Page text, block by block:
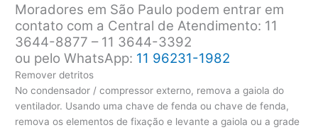
Moradores em São Paulo podem entrar em
contato com a Central de Atendimento: 11
3644-8877 – 11 3644-3392
ou pelo WhatsApp: 11 96231-1982
Remover detritos
No condensador / compressor externo, remova a gaiola do
ventilador. Usando uma chave de fenda ou chave de fenda,
remova os elementos de fixação e levante a gaiola ou a grade